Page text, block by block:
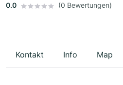
0.0 (0 Bewertungen)
Kontakt Info Map